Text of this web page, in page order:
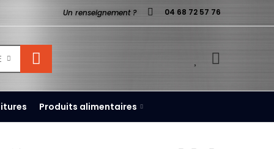
Un renseignement ? 04 68 72 57 76
Produits alimentaires